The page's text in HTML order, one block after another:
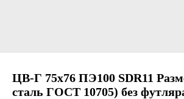
ЦВ-Г 75х76 ПЭ100 SDR11
сталь ГОСТ 10705) без